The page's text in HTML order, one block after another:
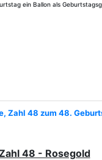
ein Ballon als
Zahl 48 zum 48.
48 - Rosegold